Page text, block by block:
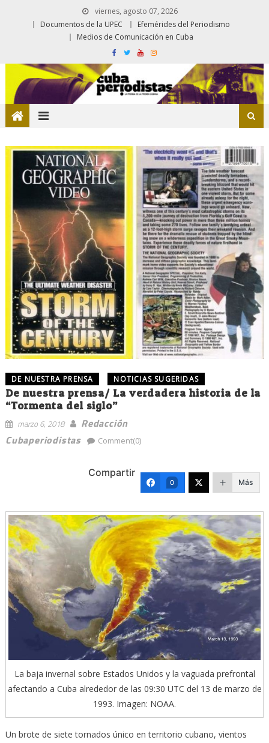
viernes, agosto 07, 2026
Documentos de la UPEC
Efemérides del Periodismo
Medios de Comunicación en Cuba
DE NUESTRA PRENSA NOTICIAS SUGERIDAS
De nuestra prensa/ La verdadera historia de la
“Tormenta del siglo”
marzo 6, 2018
Redacción
Cubaperiodistas
Comment(0)
Compartir
0 Más
La baja invernal sobre Estados Unidos y la vaguada prefrontal
afectando a Cuba alrededor de las 09:30 UTC del 13 de marzo de
1993. Imagen: NOAA.
Un brote de siete tornados único en territorio cubano, vientos